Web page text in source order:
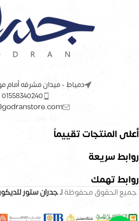
دمياط - ميدان مشرفه أمام
01558340240
أعلى المنتجات تقييماً
روابط سريعة
روابط تهمك
جميع الحقوق محفوظةلـجدران ستور